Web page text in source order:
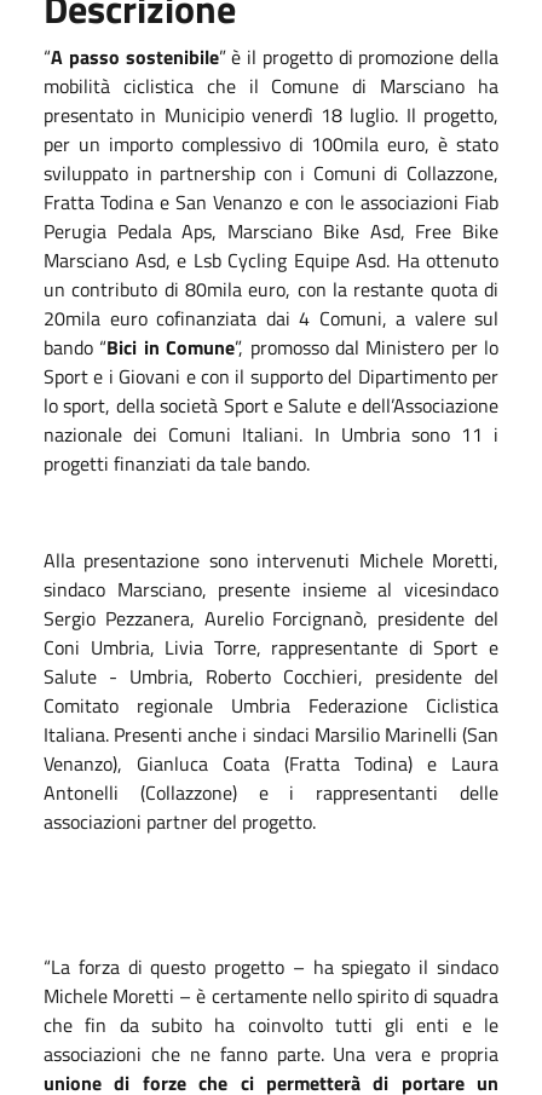
“A passo sostenibile” è il progetto di promozione della
mobilità ciclistica che il Comune di Marsciano ha
presentato in Municipio venerdì 18 luglio. Il progetto,
per un importo complessivo di 100mila euro, è stato
sviluppato in partnership con i Comuni di Collazzone,
Fratta Todina e San Venanzo e con le associazioni Fiab
Perugia Pedala Aps, Marsciano Bike Asd, Free Bike
Marsciano Asd, e Lsb Cycling Equipe Asd. Ha ottenuto
un contributo di 80mila euro, con la restante quota di
20mila euro cofinanziata dai 4 Comuni, a valere sul
bando “Bici in Comune”, promosso dal Ministero per lo
Sport e i Giovani e con il supporto del Dipartimento per
lo sport, della società Sport e Salute e dell’Associazione
nazionale dei Comuni Italiani. In Umbria sono 11 i
progetti finanziati da tale bando.
Alla presentazione sono intervenuti Michele Moretti,
sindaco Marsciano, presente insieme al vicesindaco
Sergio Pezzanera, Aurelio Forcignanò, presidente del
Coni Umbria, Livia Torre, rappresentante di Sport e
Salute - Umbria, Roberto Cocchieri, presidente del
Comitato regionale Umbria Federazione Ciclistica
Italiana. Presenti anche i sindaci Marsilio Marinelli (San
Venanzo), Gianluca Coata (Fratta Todina) e Laura
Antonelli (Collazzone) e i rappresentanti delle
associazioni partner del progetto.
“La forza di questo progetto – ha spiegato il sindaco
Michele Moretti – è certamente nello spirito di squadra
che fin da subito ha coinvolto tutti gli enti e le
associazioni che ne fanno parte. Una vera e propria
unione di forze che ci permetterà di portare un